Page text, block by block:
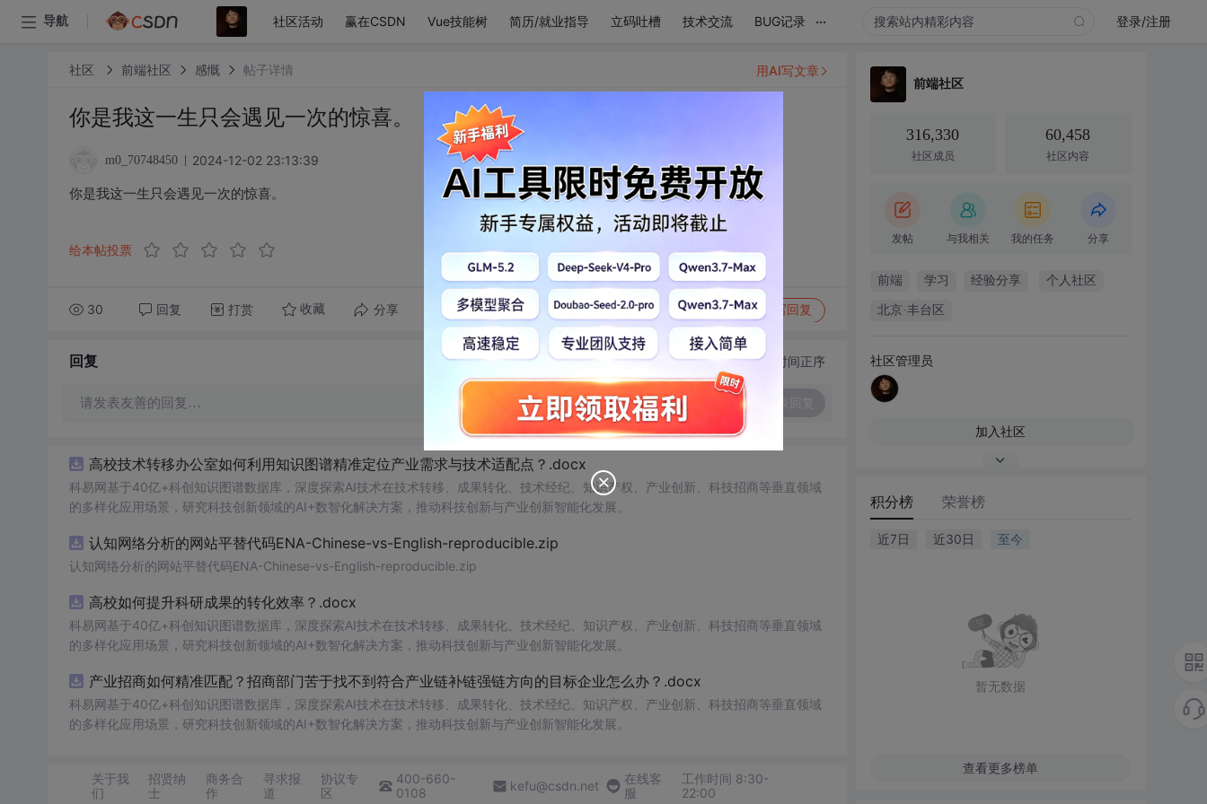
导航 社区活动 赢在CSDN Vue技能树 简历/就业指导 立码吐槽 技术交流 BUG记录 ... 登录/注册
社区 前端社区 感慨 帖子详情
你是我这一生只会遇见一次的惊喜。
m0_70748450 2024-12-02 23:13:39
你是我这一生只会遇见一次的惊喜。
给本帖投票
30 回复 打赏 收藏 分享 转发到动态 举报 写回复
用AI写文章
回复 切换为时间正序
请发表友善的回复…
高校技术转移办公室如何利用知识图谱精准定位产业需求与技术适配点？.docx
科易网基于40亿+科创知识图谱数据库，深度探索AI技术在技术转移、成果转化、技术经纪、知识产权、产业创新、科技招商等垂直领域
的多样化应用场景，研究科技创新领域的AI+数智化解决方案，推动科技创新与产业创新智能化发展。
认知网络分析的网站平替代码ENA-Chinese-vs-English-reproducible.zip
认知网络分析的网站平替代码ENA-Chinese-vs-English-reproducible.zip
高校如何提升科研成果的转化效率？.docx
科易网基于40亿+科创知识图谱数据库，深度探索AI技术在技术转移、成果转化、技术经纪、知识产权、产业创新、科技招商等垂直领域
的多样化应用场景，研究科技创新领域的AI+数智化解决方案，推动科技创新与产业创新智能化发展。
产业招商如何精准匹配？招商部门苦于找不到符合产业链补链强链方向的目标企业怎么办？.docx
科易网基于40亿+科创知识图谱数据库，深度探索AI技术在技术转移、成果转化、技术经纪、知识产权、产业创新、科技招商等垂直领域
的多样化应用场景，研究科技创新领域的AI+数智化解决方案，推动科技创新与产业创新智能化发展。
关于我
们
招贤纳
士
商务合
作
寻求报
道
协议专
区
400-660-
0108
kefu@csdn.net
在线客
服
工作时间 8:30-
22:00
前端社区
316,330
社区成员
60,458
社区内容
发帖 与我相关 我的任务 分享
前端 学习 经验分享 个人社区
北京·丰台区
社区管理员
加入社区
积分榜 荣誉榜
近7日 近30日 至今
暂无数据
查看更多榜单